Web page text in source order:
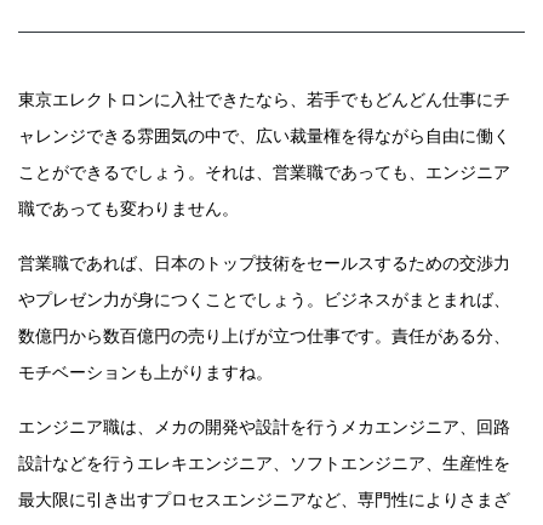
東京エレクトロンに入社できたなら、若手でもどんどん仕事にチ
ャレンジできる雰囲気の中で、広い裁量権を得ながら自由に働く
ことができるでしょう。それは、営業職であっても、エンジニア
職であっても変わりません。
営業職であれば、日本のトップ技術をセールスするための交渉力
やプレゼン力が身につくことでしょう。ビジネスがまとまれば、
数億円から数百億円の売り上げが立つ仕事です。責任がある分、
モチベーションも上がりますね。
エンジニア職は、メカの開発や設計を行うメカエンジニア、回路
設計などを行うエレキエンジニア、ソフトエンジニア、生産性を
最大限に引き出すプロセスエンジニアなど、専門性によりさまざ